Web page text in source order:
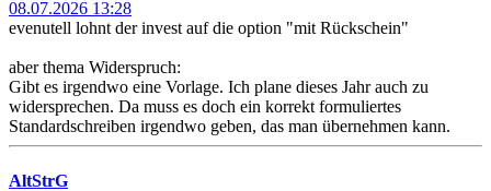
08.07.2026 13:28
evenutell lohnt der invest auf die option "mit Rückschein"
aber thema Widerspruch:
Gibt es irgendwo eine Vorlage. Ich plane dieses Jahr auch zu
widersprechen. Da muss es doch ein korrekt formuliertes
Standardschreiben irgendwo geben, das man übernehmen kann.
AltStrG